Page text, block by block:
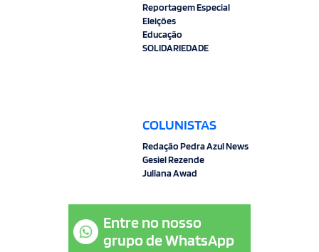
Reportagem Especial
Eleições
Educação
SOLIDARIEDADE
COLUNISTAS
Redação Pedra Azul News
Gesiel Rezende
Juliana Awad
Entre no nosso
grupo de WhatsApp